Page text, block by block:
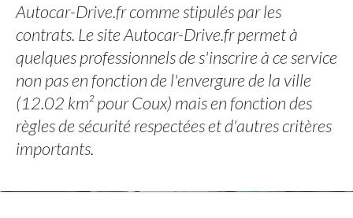
Autocar-Drive.fr comme stipulés par les
contrats. Le site Autocar-Drive.fr permet à
quelques professionnels de s'inscrire à ce service
non pas en fonction de l'envergure de la ville
(12.02 km² pour Coux) mais en fonction des
règles de sécurité respectées et d'autres critères
importants.